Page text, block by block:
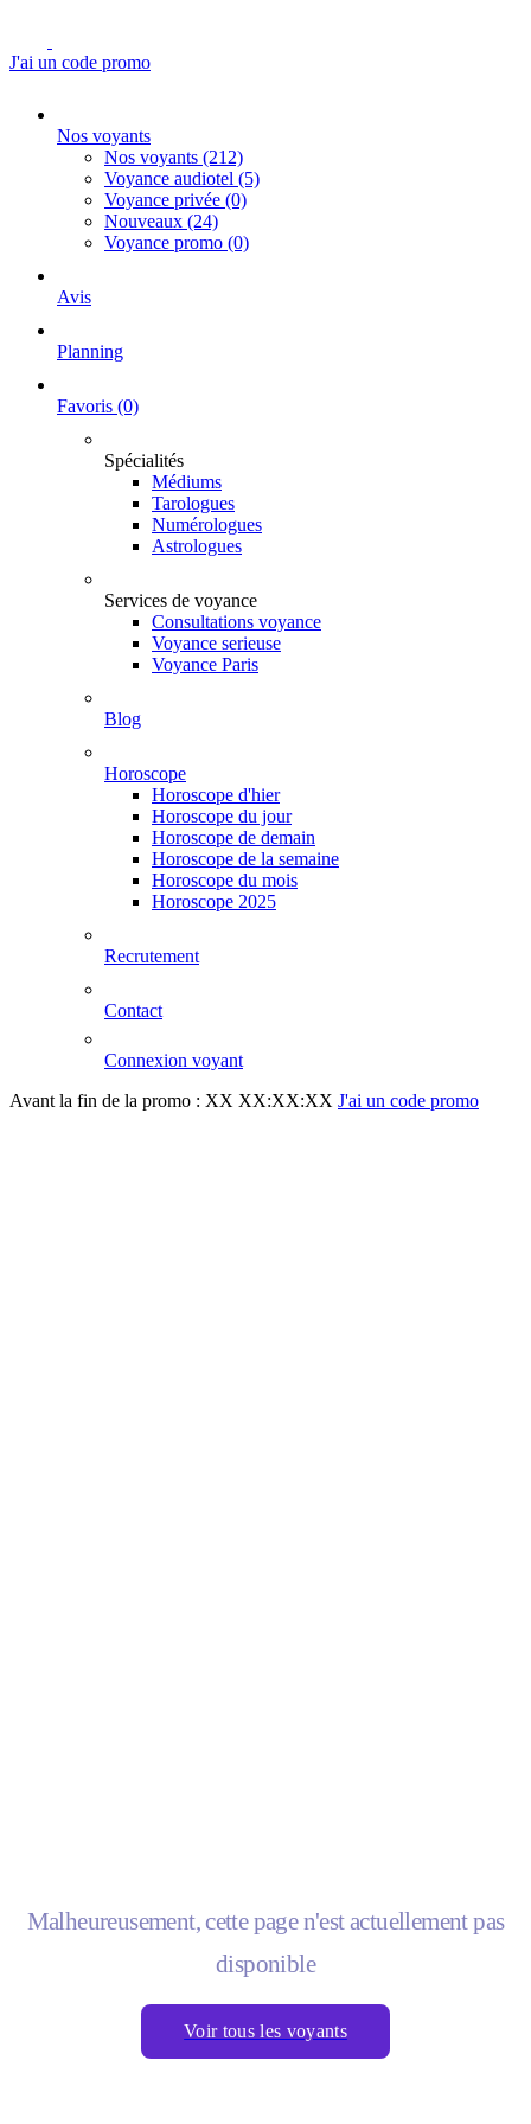
J'ai un code promo
Nos voyants
Nos voyants (212)
Voyance audiotel (5)
Voyance privée (0)
Nouveaux (24)
Voyance promo (0)
Avis
Planning
Favoris (0)
Spécialités
Médiums
Tarologues
Numérologues
Astrologues
Services de voyance
Consultations voyance
Voyance serieuse
Voyance Paris
Blog
Horoscope
Horoscope d'hier
Horoscope du jour
Horoscope de demain
Horoscope de la semaine
Horoscope du mois
Horoscope 2025
Recrutement
Contact
Connexion voyant
Avant la fin de la promo : XX XX:XX:XX J'ai un code promo
Malheureusement, cette page n'est actuellement pas
disponible
Voir tous les voyants